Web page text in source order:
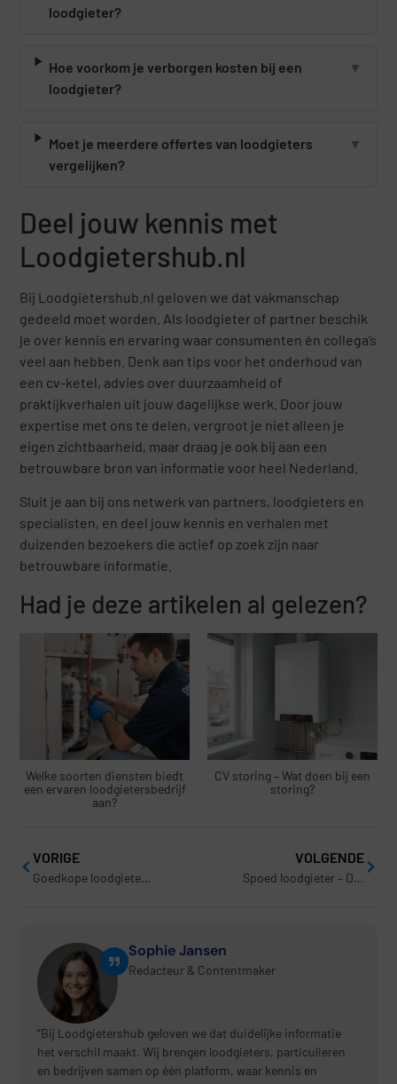
loodgieter?
Hoe voorkom je verborgen kosten bij een
loodgieter?
▼
Moet je meerdere offertes van loodgieters
vergelijken?
▼
Deel jouw kennis met
Loodgietershub.nl
Bij Loodgietershub.nl geloven we dat vakmanschap
gedeeld moet worden. Als loodgieter of partner beschik
je over kennis en ervaring waar consumenten én collega’s
veel aan hebben. Denk aan tips voor het onderhoud van
een cv-ketel, advies over duurzaamheid of
praktijkverhalen uit jouw dagelijkse werk. Door jouw
expertise met ons te delen, vergroot je niet alleen je
eigen zichtbaarheid, maar draag je ook bij aan een
betrouwbare bron van informatie voor heel Nederland.
Sluit je aan bij ons netwerk van partners, loodgieters en
specialisten, en deel jouw kennis en verhalen met
duizenden bezoekers die actief op zoek zijn naar
betrouwbare informatie.
Had je deze artikelen al gelezen?
Welke soorten diensten biedt
een ervaren loodgietersbedrijf
aan?
CV storing – Wat doen bij een
storing?
VORIGE
Goedkope loodgieter – Waar moet je écht op letten?
VOLGENDE
Spoed loodgieter – Direct hulp bij lekkage of verstopping
Sophie Jansen
Redacteur & Contentmaker
“Bij Loodgietershub geloven we dat duidelijke informatie
het verschil maakt. Wij brengen loodgieters, particulieren
en bedrijven samen op één platform, waar kennis en